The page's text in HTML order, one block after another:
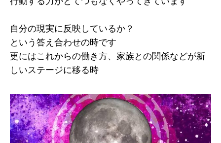
自分の現実に反映しているか？
という答え合わせの時です
更にはこれからの働き方、家族との関係などが新
しいステージに移る時